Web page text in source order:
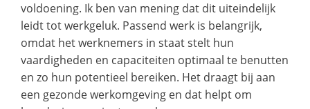
voldoening. Ik ben van mening dat dit uiteindelijk
leidt tot werkgeluk. Passend werk is belangrijk,
omdat het werknemers in staat stelt hun
vaardigheden en capaciteiten optimaal te benutten
en zo hun potentieel bereiken. Het draagt bij aan
een gezonde werkomgeving en dat helpt om